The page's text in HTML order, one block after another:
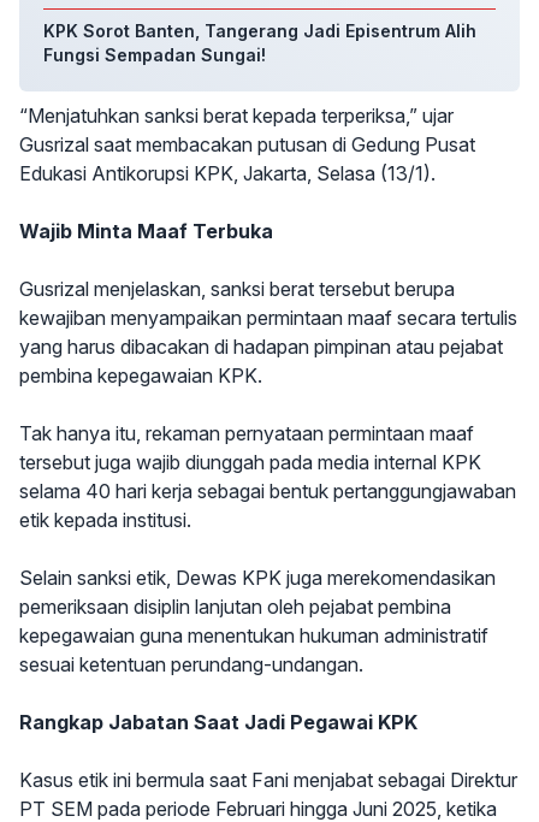
KPK Sorot Banten, Tangerang Jadi Episentrum Alih
Fungsi Sempadan Sungai!
“Menjatuhkan sanksi berat kepada terperiksa,” ujar
Gusrizal saat membacakan putusan di Gedung Pusat
Edukasi Antikorupsi KPK, Jakarta, Selasa (13/1).
Wajib Minta Maaf Terbuka
Gusrizal menjelaskan, sanksi berat tersebut berupa
kewajiban menyampaikan permintaan maaf secara tertulis
yang harus dibacakan di hadapan pimpinan atau pejabat
pembina kepegawaian KPK.
Tak hanya itu, rekaman pernyataan permintaan maaf
tersebut juga wajib diunggah pada media internal KPK
selama 40 hari kerja sebagai bentuk pertanggungjawaban
etik kepada institusi.
Selain sanksi etik, Dewas KPK juga merekomendasikan
pemeriksaan disiplin lanjutan oleh pejabat pembina
kepegawaian guna menentukan hukuman administratif
sesuai ketentuan perundang-undangan.
Rangkap Jabatan Saat Jadi Pegawai KPK
Kasus etik ini bermula saat Fani menjabat sebagai Direktur
PT SEM pada periode Februari hingga Juni 2025, ketika